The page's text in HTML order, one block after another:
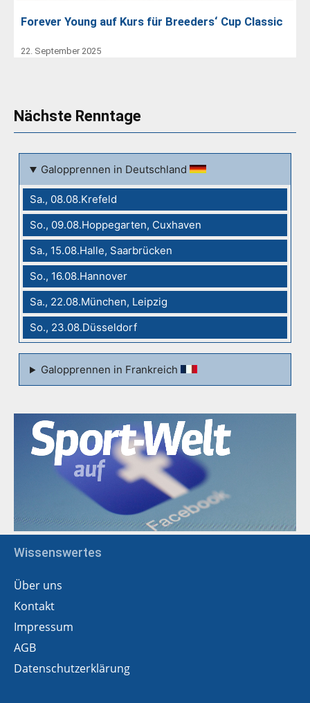
Forever Young auf Kurs für Breeders‘ Cup Classic
22. September 2025
Nächste Renntage
Galopprennen in Deutschland
Sa., 08.08.Krefeld
So., 09.08.Hoppegarten, Cuxhaven
Sa., 15.08.Halle, Saarbrücken
So., 16.08.Hannover
Sa., 22.08.München, Leipzig
So., 23.08.Düsseldorf
Galopprennen in Frankreich
Wissenswertes
Über uns
Kontakt
Impressum
AGB
Datenschutzerklärung